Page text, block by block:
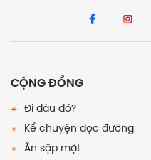
CỘNG ĐỒNG
Đi đâu đó?
Kể chuyện dọc đường
Ăn sập mặt